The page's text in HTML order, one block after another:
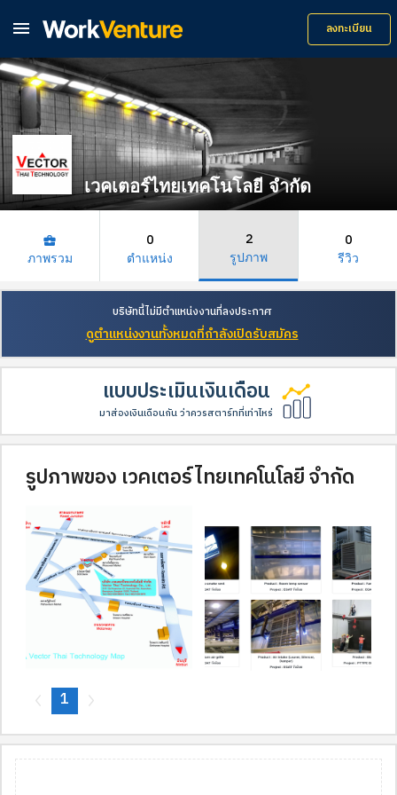
 ลงทะเบียน
เวคเตอร์ไทยเทคโนโลยี จำกัด
business_center
ภาพรวม
0
ตำแหน่ง
2
รูปภาพ
0
รีวิว
บริษัทนี้ไม่มีตำแหน่งงานที่ลงประกาศ
ดูตำแหน่งงานทั้งหมดที่กำลังเปิดรับสมัคร
แบบประเมินเงินเดือน
มาส่องเงินเดือนกัน ว่าควรสตาร์ทที่เท่าไหร่
รูปภาพของ เวคเตอร์ไทยเทคโนโลยี จำกัด
1